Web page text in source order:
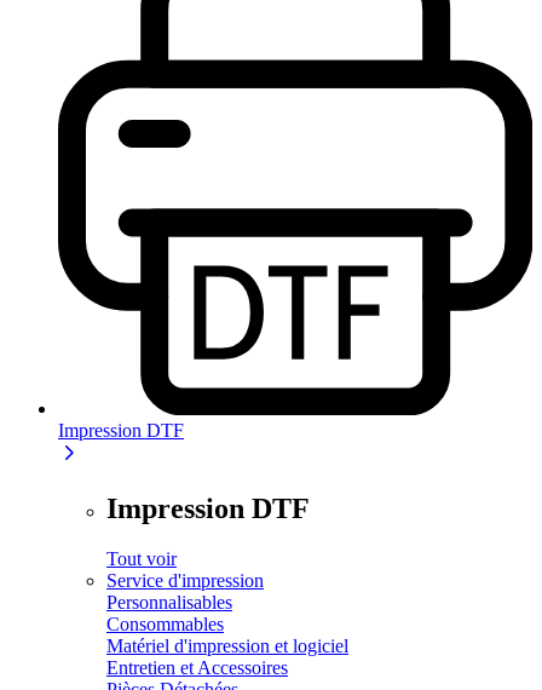
Impression DTF
Impression DTF
Tout voir
Service d'impression
Personnalisables
Consommables
Matériel d'impression et logiciel
Entretien et Accessoires